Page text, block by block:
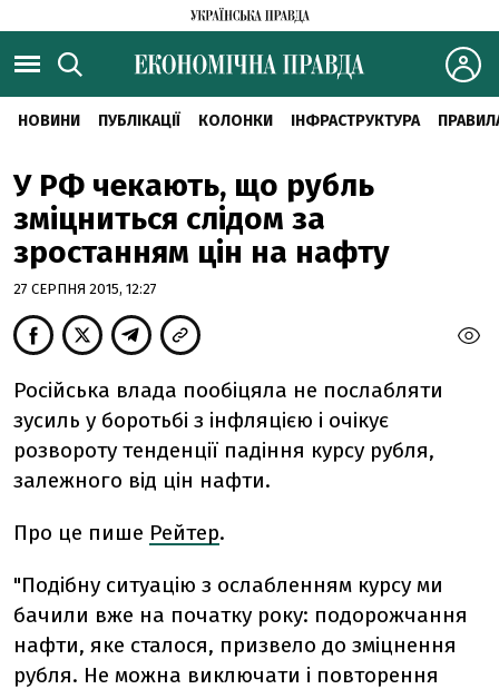
НОВИНИ ПУБЛІКАЦІЇ КОЛОНКИ ІНФРАСТРУКТУРА
У РФ чекають, що рубль
зміцниться слідом за
зростанням цін на нафту
27 СЕРПНЯ 2015, 12:27
Російська влада пообіцяла не послабляти
зусиль у боротьбі з інфляцією і очікує
розвороту тенденції падіння курсу рубля,
залежного від цін нафти.
Про це пише Рейтер.
"Подібну ситуацію з ослабленням курсу ми
бачили вже на початку року: подорожчання
нафти, яке сталося, призвело до зміцнення
рубля. Не можна виключати і повторення